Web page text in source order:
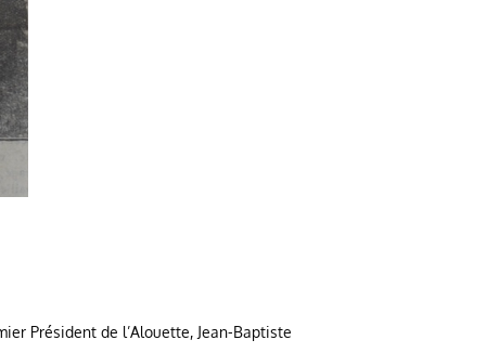
Président de l’Alouette, Jean-Baptiste